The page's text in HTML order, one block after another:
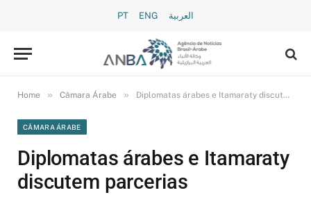
PT ENG العربية
Home » Câmara Árabe » Diplomatas árabes e Itamaraty discutem parcerias
CÂMARA ÁRABE
Diplomatas árabes e Itamaraty
discutem parcerias